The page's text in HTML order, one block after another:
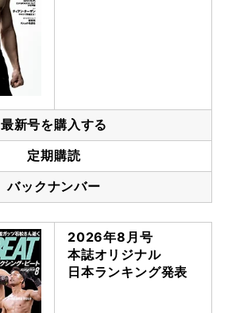
最新号を購入する
定期購読
バックナンバー
2026年8月号
本誌オリジナル
日本ランキング発表